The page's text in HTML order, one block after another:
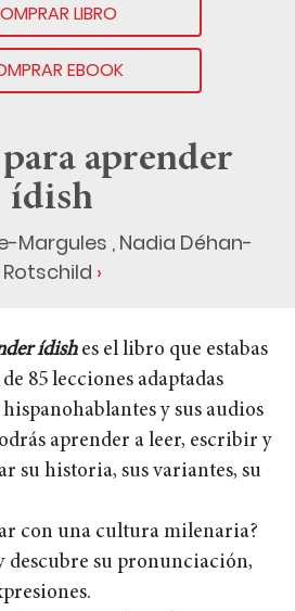
LIBRO
EBOOK
aprender
ídish
Margules , Nadia Déhan-
Rotschild
ídishes el libro que estabas
85 lecciones adaptadas
y sus audios
aprender a leer, escribir y
su historia, sus variantes, su
con una cultura milenaria?
descubre su pronunciación,